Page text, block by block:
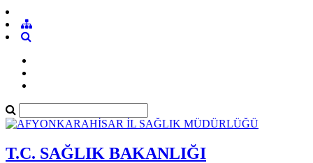
T.C. SAĞLIK BAKANLIĞI